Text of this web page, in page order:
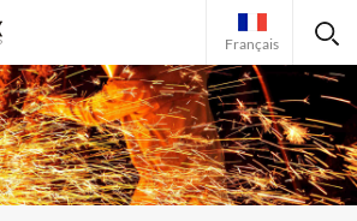
Français